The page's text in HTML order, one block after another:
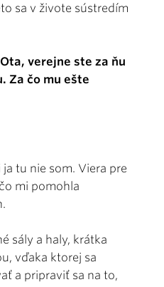
sa v živote sústredím
verejne ste za ňu
Za čo mu ešte
tu nie som. Viera pre
mi pomohla
sály a haly, krátka
vďaka ktorej sa
a pripraviť sa na to,